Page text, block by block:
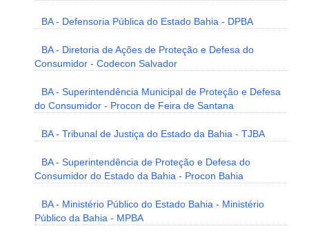
BA - Defensoria Pública do Estado Bahia - DPBA
BA - Diretoria de Ações de Proteção e Defesa do
Consumidor - Codecon Salvador
BA - Superintendência Municipal de Proteção e Defesa
do Consumidor - Procon de Feira de Santana
BA - Tribunal de Justiça do Estado da Bahia - TJBA
BA - Superintendência de Proteção e Defesa do
Consumidor do Estado da Bahia - Procon Bahia
BA - Ministério Público do Estado Bahia - Ministério
Público da Bahia - MPBA